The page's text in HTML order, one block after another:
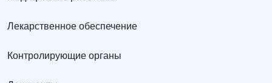
Лекарственное обеспечение
Контролирующие органы